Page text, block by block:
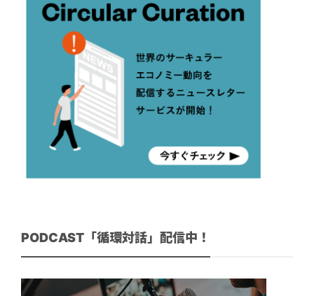
PODCAST「循環対話」配信中！